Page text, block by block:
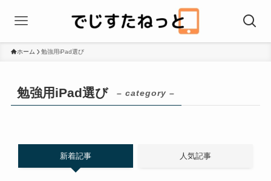
ホーム 勉強用iPad選び
勉強用iPad選び – category –
新着記事 人気記事